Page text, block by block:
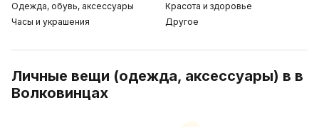
Одежда, обувь, аксессуары
Часы и украшения
Красота и здоровье
Другое
Личные вещи (одежда, аксессуары) в в
Волковинцах